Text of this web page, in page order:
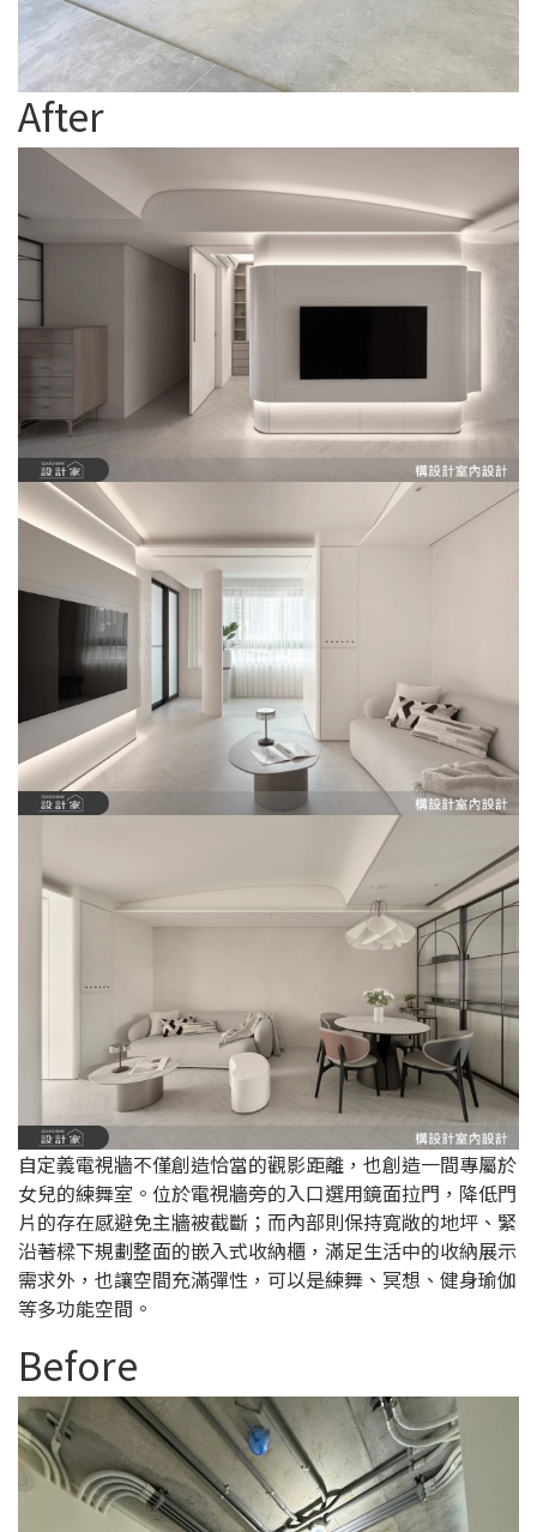
After
自定義電視牆不僅創造恰當的觀影距離，也創造一間專屬於
女兒的練舞室。位於電視牆旁的入口選用鏡面拉門，降低門
片的存在感避免主牆被截斷；而內部則保持寬敞的地坪、緊
沿著樑下規劃整面的嵌入式收納櫃，滿足生活中的收納展示
需求外，也讓空間充滿彈性，可以是練舞、冥想、健身瑜伽
等多功能空間。
Before